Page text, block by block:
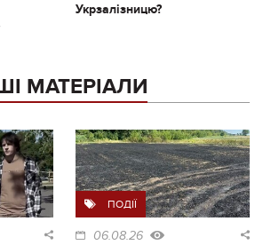
Укрзалізницю?
МАТЕРІАЛИ
ПОДІЇ
06.08.26